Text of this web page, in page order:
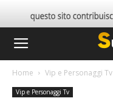
Home Vip e Personaggi Tv
Vip e Personaggi Tv